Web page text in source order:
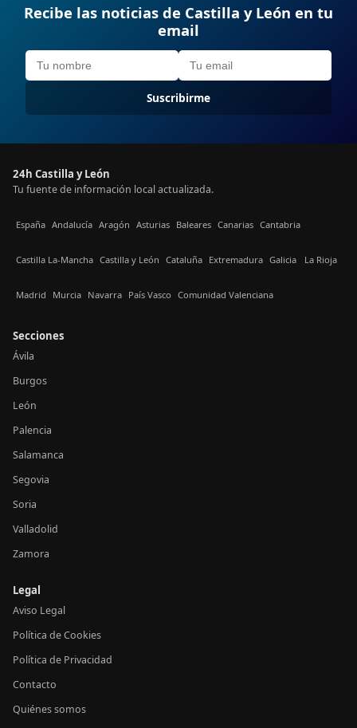
Recibe las noticias de Castilla y León en tu
email
Suscribirme
24h Castilla y León
Tu fuente de información local actualizada.
España Andalucía Aragón Asturias Baleares Canarias Cantabria
Castilla La-Mancha Castilla y León Cataluña Extremadura Galicia La Rioja
Madrid Murcia Navarra País Vasco Comunidad Valenciana
Secciones
Ávila
Burgos
León
Palencia
Salamanca
Segovia
Soria
Valladolid
Zamora
Legal
Aviso Legal
Política de Cookies
Política de Privacidad
Contacto
Quiénes somos